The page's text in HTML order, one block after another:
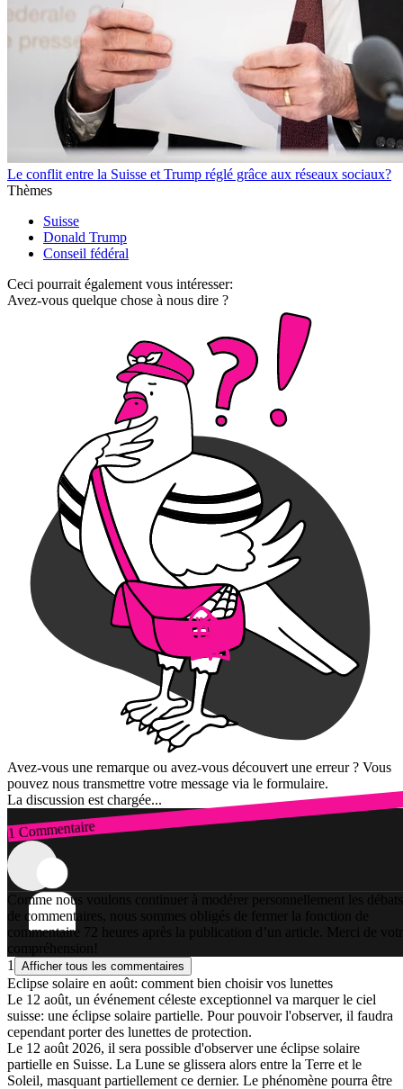
Le conflit entre la Suisse et Trump réglé grâce aux réseaux sociaux?
Thèmes
Suisse
Donald Trump
Conseil fédéral
Ceci pourrait également vous intéresser:
Avez-vous quelque chose à nous dire ?
Avez-vous une remarque ou avez-vous découvert une erreur ? Vous
pouvez nous transmettre votre message via le formulaire.
La discussion est chargée...
1 Commentaire
Connexion
Comme nous voulons continuer à modérer personnellement les débats
de commentaires, nous sommes obligés de fermer la fonction de
commentaire 72 heures après la publication d’un article. Merci de
compréhension!
1
Afficher tous les commentaires
Eclipse solaire en août: comment bien choisir vos lunettes
Le 12 août, un événement céleste exceptionnel va marquer le ciel
suisse: une éclipse solaire partielle. Pour pouvoir l'observer, il faudra
cependant porter des lunettes de protection.
Le 12 août 2026, il sera possible d'observer une éclipse solaire
partielle en Suisse. La Lune se glissera alors entre la Terre et le
Soleil, masquant partiellement ce dernier. Le phénomène pourra être